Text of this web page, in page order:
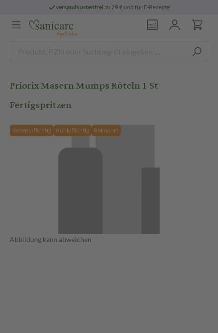
versandkostenfreiab 29 € und für E-Rezepte
Priorix Masern Mumps Röteln 1 St
Fertigspritzen
Rezeptpflichtig Kühlpflichtig Reimport
Abbildung kann abweichen